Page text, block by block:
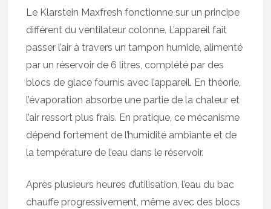
Le Klarstein Maxfresh fonctionne sur un principe
différent du ventilateur colonne. L’appareil fait
passer l’air à travers un tampon humide, alimenté
par un réservoir de 6 litres, complété par des
blocs de glace fournis avec l’appareil. En théorie,
l’évaporation absorbe une partie de la chaleur et
l’air ressort plus frais. En pratique, ce mécanisme
dépend fortement de l’humidité ambiante et de
la température de l’eau dans le réservoir.
Après plusieurs heures d’utilisation, l’eau du bac
chauffe progressivement, même avec des blocs